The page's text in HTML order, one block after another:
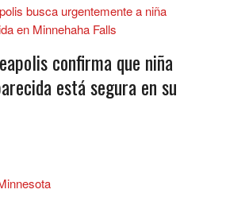
confirma que niña
está segura en su